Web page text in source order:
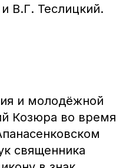
В.Г. Теслицкий.
и молодёжной
Козюра во время
священника